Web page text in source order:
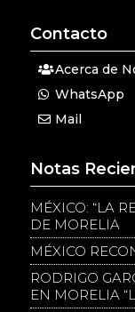
Contacto
Acerca de
WhatsApp
Mail
Notas
MÉXICO: “LA
DE MORELIA
MÉXICO
RODRIGO
EN MORELIA